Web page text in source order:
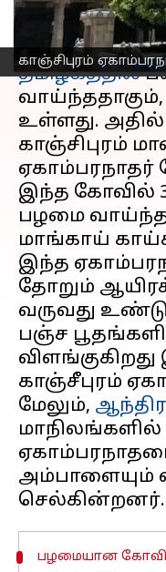
காஞ்சிபுரம்
செய்தி முன்னோட்டம்
தமிழகத்தில்
உள்ளது.
காஞ்சிபுரம்
ஏகாம்பரநாதர்
இந்த கோவில்
பழமை
மாங்காய்
இந்த
தோறும்
வருவது
பஞ்ச
காஞ்சீபுரம்
மேலும்,
மாநிலங்களில்
அம்பாளையும்
பழமையான